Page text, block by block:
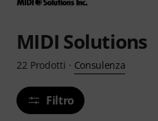
MIDI Solutions
22 Prodotti · Consulenza
Filtro